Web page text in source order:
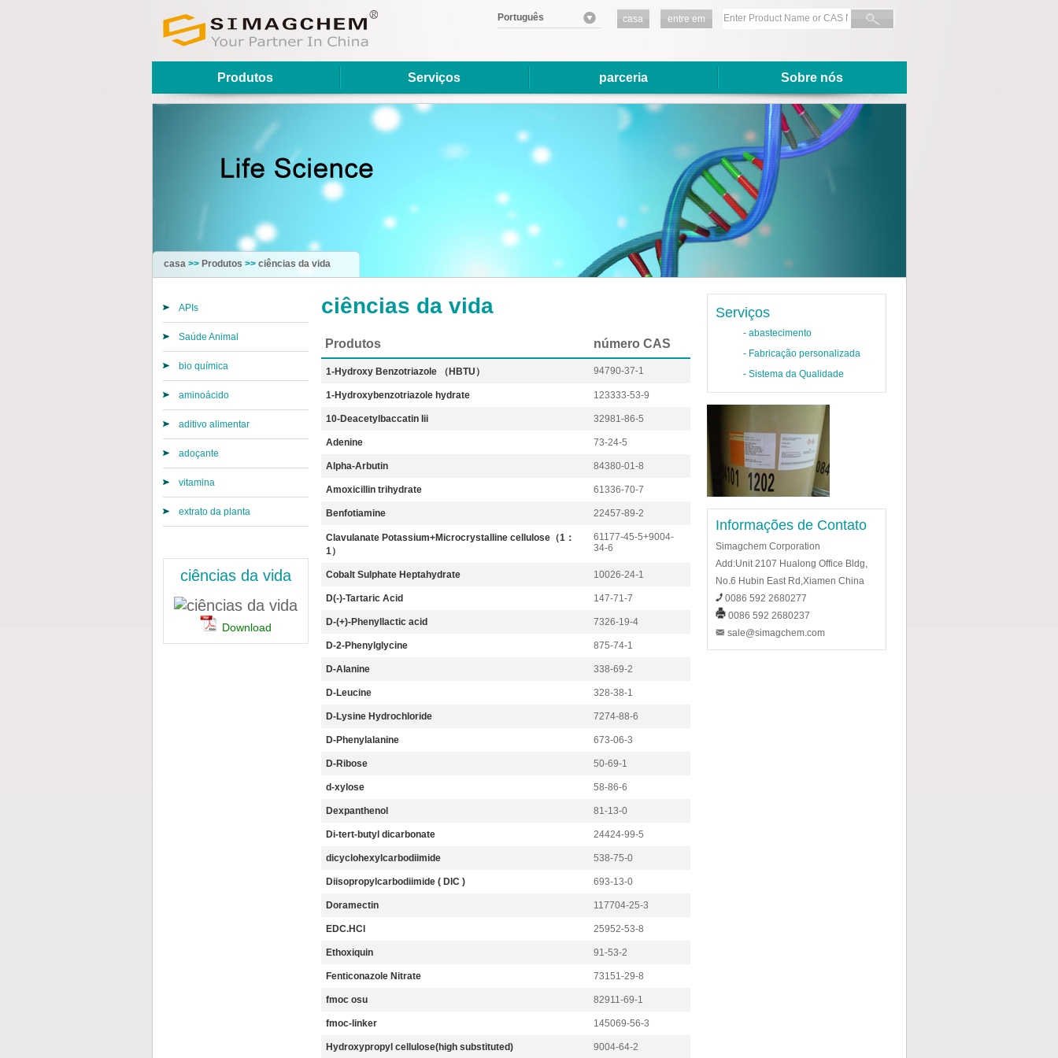
Português casa
entre em
Produtos Serviços parceria Sobre nós
casa>> Produtos >> ciências da vida
APIs
Saúde Animal
bio química
aminoácido
aditivo alimentar
adoçante
vitamina
extrato da planta
ciências da vida
Download
ciências da vida
Produtos número CAS
1-Hydroxy Benzotriazole （HBTU） 94790-37-1
1-Hydroxybenzotriazole hydrate 123333-53-9
10-Deacetylbaccatin Iii 32981-86-5
Adenine 73-24-5
Alpha-Arbutin 84380-01-8
Amoxicillin trihydrate 61336-70-7
Benfotiamine 22457-89-2
Clavulanate Potassium+Microcrystalline cellulose（1：
1）
61177-45-5+9004-
34-6
Cobalt Sulphate Heptahydrate 10026-24-1
D(-)-Tartaric Acid 147-71-7
D-(+)-Phenyllactic acid 7326-19-4
D-2-Phenylglycine 875-74-1
D-Alanine 338-69-2
D-Leucine 328-38-1
D-Lysine Hydrochloride 7274-88-6
D-Phenylalanine 673-06-3
D-Ribose 50-69-1
d-xylose 58-86-6
Dexpanthenol 81-13-0
Di-tert-butyl dicarbonate 24424-99-5
dicyclohexylcarbodiimide 538-75-0
Diisopropylcarbodiimide ( DIC ) 693-13-0
Doramectin 117704-25-3
EDC.HCl 25952-53-8
Ethoxiquin 91-53-2
Fenticonazole Nitrate 73151-29-8
fmoc osu 82911-69-1
fmoc-linker 145069-56-3
Hydroxypropyl cellulose(high substituted) 9004-64-2
Serviços
- abastecimento
- Fabricação personalizada
- Sistema da Qualidade
Informações de Contato
Simagchem Corporation
Add:Unit 2107 Hualong Office Bldg,
No.6 Hubin East Rd,Xiamen China
0086 592 2680277
0086 592 2680237
sale@simagchem.com